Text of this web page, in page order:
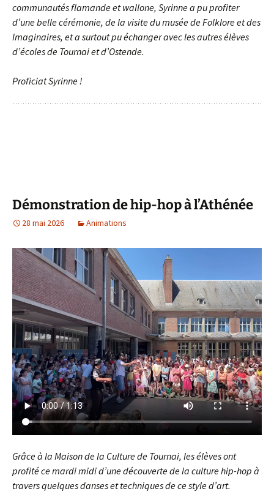
communautés flamande et wallone, Syrinne a pu profiter
d’une belle cérémonie, de la visite du musée de Folklore et des
Imaginaires, et a surtout pu échanger avec les autres élèves
d’écoles de Tournai et d’Ostende.
Proficiat Syrinne !
Démonstration de hip-hop à l’Athénée
28 mai 2026 Animations
Grâce à la Maison de la Culture de Tournai, les élèves ont
profité ce mardi midi d’une découverte de la culture hip-hop à
travers quelques danses et techniques de ce style d’art.